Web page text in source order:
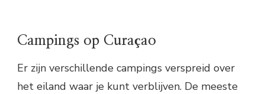
Campings op Curaçao
Er zijn verschillende campings verspreid over
het eiland waar je kunt verblijven. De meeste